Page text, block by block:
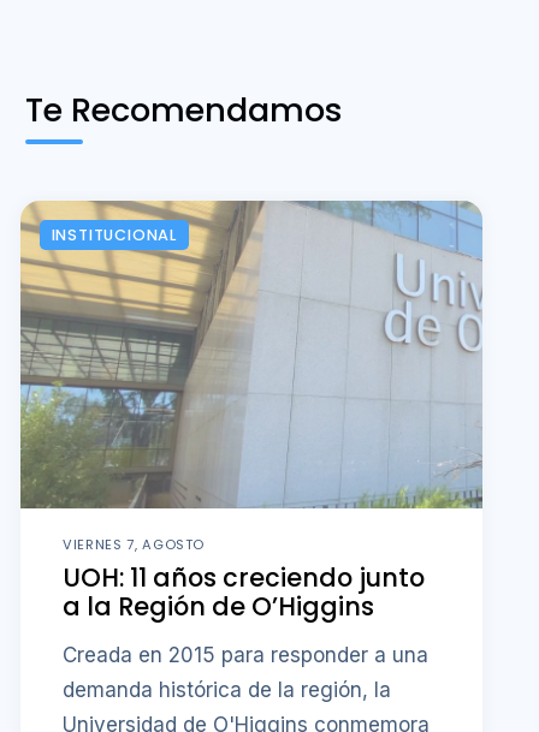
Te Recomendamos
INSTITUCIONAL
VIERNES 7, AGOSTO
UOH: 11 años creciendo junto
a la Región de O’Higgins
Creada en 2015 para responder a una
demanda histórica de la región, la
Universidad de O'Higgins conmemora